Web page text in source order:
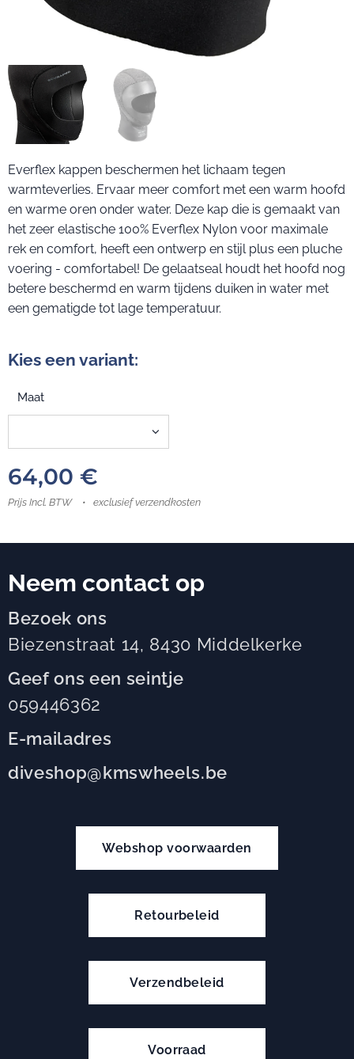
Everflex kappen beschermen het lichaam tegen
warmteverlies. Ervaar meer comfort met een warm hoofd
en warme oren onder water. Deze kap die is gemaakt van
het zeer elastische 100% Everflex Nylon voor maximale
rek en comfort, heeft een ontwerp en stijl plus een pluche
voering - comfortabel! De gelaatseal houdt het hoofd nog
betere beschermd en warm tijdens duiken in water met
een gematigde tot lage temperatuur.
Kies een variant:
Maat
64,00 €
Prijs Incl. BTW exclusief verzendkosten
Neem contact op
Bezoek ons
Biezenstraat 14, 8430 Middelkerke
Geef ons een seintje
059446362
E-mailadres
diveshop@kmswheels.be
Webshop voorwaarden
Retourbeleid
Verzendbeleid
Voorraad